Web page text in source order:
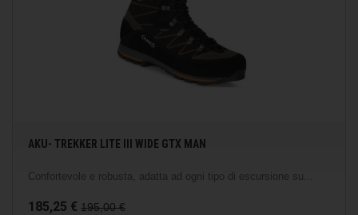
AKU- TREKKER LITE III WIDE GTX MAN
Confortevole e robusta, adatta ad ogni tipo di escursione su...
185,25 € 195,00 €